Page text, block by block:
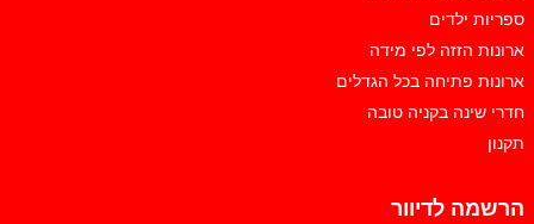
ספריות ילדים
ארונות הזזה לפי מידה
ארונות פתיחה בכל הגדלים
חדרי שינה בקניה טובה
תקנון
הרשמה לדיוור